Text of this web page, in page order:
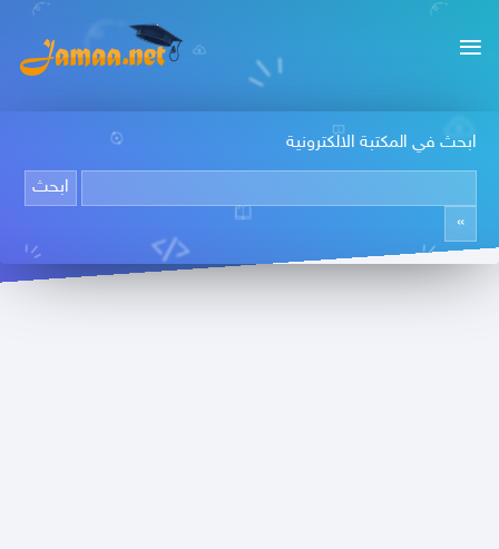
ابحث في المكتبة الالكترونية